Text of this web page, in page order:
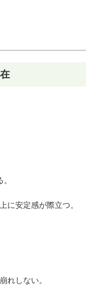
に安定感が際立つ。
れしない。